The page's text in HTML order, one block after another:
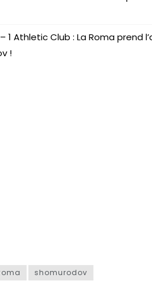
1 Athletic Club : La Roma
!
shomurodov